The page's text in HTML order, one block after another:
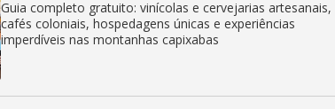
Guia completo gratuito: vinícolas e cervejarias artesanais,
cafés coloniais, hospedagens únicas e experiências
imperdíveis nas montanhas capixabas